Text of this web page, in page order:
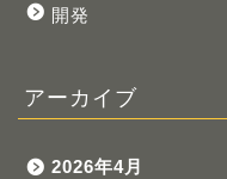
開発
アーカイブ
2026年4月